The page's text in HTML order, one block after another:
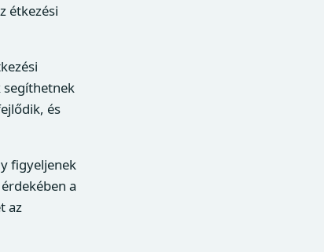
étkezési
segíthetnek
és
figyeljenek
a
az